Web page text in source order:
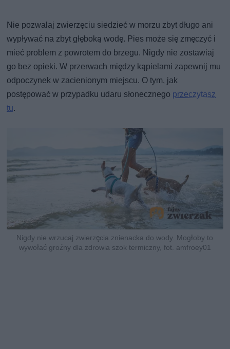
Nie pozwalaj zwierzęciu siedzieć w morzu zbyt długo ani
wypływać na zbyt głęboką wodę. Pies może się zmęczyć i
mieć problem z powrotem do brzegu. Nigdy nie zostawiaj
go bez opieki. W przerwach między kąpielami zapewnij mu
odpoczynek w zacienionym miejscu. O tym, jak
postępować w przypadku udaru słonecznego przeczytasz
tu.
Nigdy nie wrzucaj zwierzęcia znienacka do wody. Mogłoby to
wywołać groźny dla zdrowia szok termiczny, fot. amfroey01